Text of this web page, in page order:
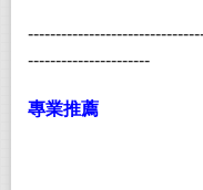
----------------------
專業推薦